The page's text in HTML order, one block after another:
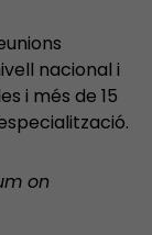
nacional i
i més de 15
on